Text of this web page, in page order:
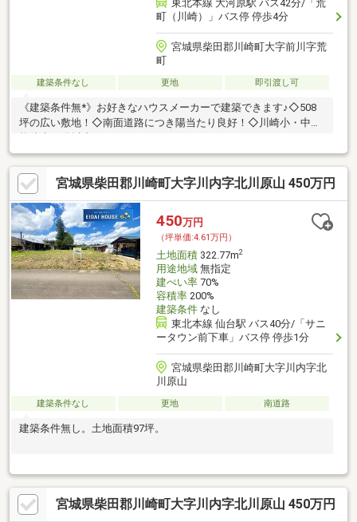
東北本線 大河原駅 バス42分/「荒
町（川崎）」バス停 停歩4分
宮城県柴田郡川崎町大字前川字荒
町
建築条件なし 更地 即引渡し可
《建築条件無*》お好きなハウスメーカーで建築できます♪◇508
坪の広い敷地！◇南面道路につき陽当たり良好！◇川崎小・中学
校徒歩15分以内！
宮城県柴田郡川崎町大字川内字北川原山 450万円
450万円
（坪単価:4.61万円）
土地面積322.77m2
用途地域無指定
建ぺい率70%
容積率200%
建築条件なし
東北本線 仙台駅 バス40分/「サニ
ータウン前下車」バス停 停歩1分
宮城県柴田郡川崎町大字川内字北
川原山
建築条件なし 更地 南道路
建築条件無し。土地面積97坪。
宮城県柴田郡川崎町大字川内字北川原山 450万円